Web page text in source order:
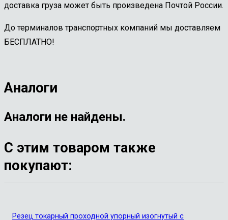
доставка груза может быть произведена Почтой России.
До терминалов транспортных компаний мы доставляем
БЕСПЛАТНО!
Аналоги
Аналоги не найдены.
С этим товаром также
покупают:
Резец токарный проходной упорный изогнутый с